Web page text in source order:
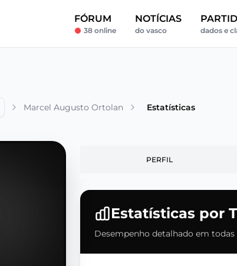
FÓRUM
38 online
NOTÍCIAS
do vasco dados e
Marcel Augusto Ortolan Estatísticas
PERFIL
Estatísticas por
Desempenho detalhado em